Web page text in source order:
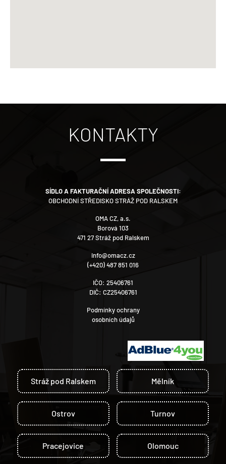
KONTAKTY
SÍDLO A FAKTURAČNÍ ADRESA SPOLEČNOSTI:
OBCHODNÍ STŘEDISKO STRÁŽ POD RALSKEM
OMA CZ, a.s.
Borová 103
471 27 Stráž pod Ralskem
info@omacz.cz
(+420) 487 851 016
IČO: 25406761
DIČ: CZ25406761
Podmínky ochrany
osobních údajů
Stráž pod Ralskem Mělník
Ostrov Turnov
Pracejovice Olomouc